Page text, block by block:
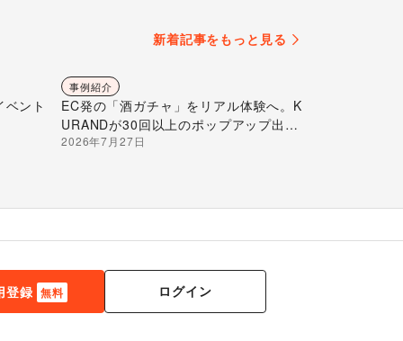
新着記事をもっと見る
ント
事例紹介
EC発の「酒ガチャ」をリアル体験へ。K
URANDが30回以上のポップアップ出店
で届ける“新しいお酒との出会い”
2026年7月27日
登録 無料 ログイン